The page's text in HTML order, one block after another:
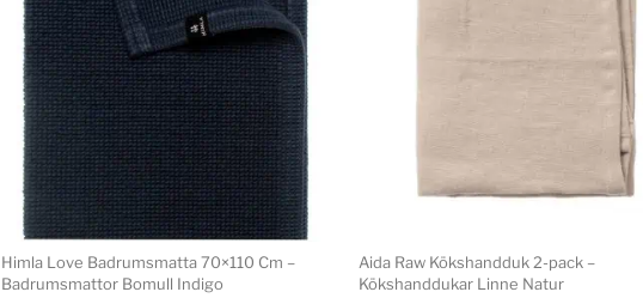
Himla Love Badrumsmatta 70×110 Cm –
Badrumsmattor Bomull Indigo
Aida Raw Kökshandduk 2-pack –
Kökshanddukar Linne Natur